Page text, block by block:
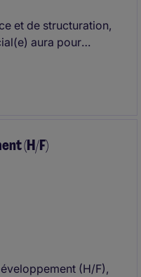
et de structuration,
aura pour
de notre client
également
(H/F)
(H/F),